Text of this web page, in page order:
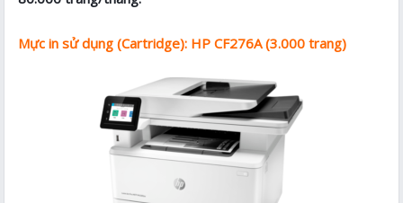
Mực in sử dụng (Cartridge): HP CF276A (3.000 trang)